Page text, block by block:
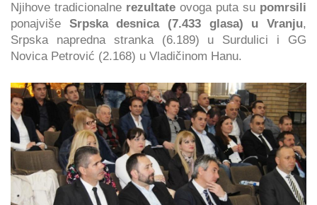
Njihove tradicionalne rezultate ovoga puta su pomrsili
ponajviše Srpska desnica (7.433 glasa) u Vranju,
Srpska napredna stranka (6.189) u Surdulici i GG
Novica Petrović (2.168) u Vladičinom Hanu.